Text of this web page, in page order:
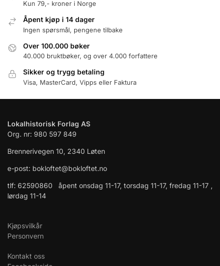
Kun 79,- kroner i Norge
Åpent kjøp i 14 dager
Ingen spørsmål, pengene tilbake
Over 100.000 bøker
40.000 bruktbøker, og over 4.000 forfattere
Sikker og trygg betaling
Visa, MasterCard, Vipps eller Faktura
Lokalhistorisk Forlag AS
Org. nr: 980 597 849
Brennerivegen 10, 2340 Løten
e-post: bokloftet@bokloftet.no
tlf: 62590860 åpent onsdag 11-17, torsdag 11-17, fredag 11-17 ,
lørdag 11-14
Kjøpsvilkår
Personvern
Kontakt oss